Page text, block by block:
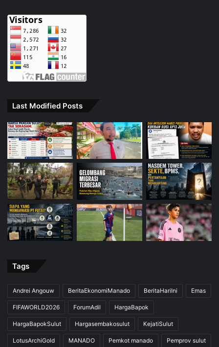
Last Modified Posts
Tags
Andrei Angouw BeritaEkonomiManado BeritaHariIni Emas
FIFAWORLD2026 ForumAdil HargaBapok
HargaBapokSulut Hargasembakosulut KejatiSulut
LotusArchiGold MANADO Pemkot manado Pemprov sulut